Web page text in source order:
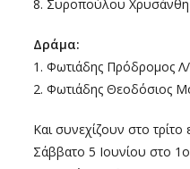
8. Συροπούλου
Δράμα:
1. Φωτιάδης Πρόδρομος
2. Φωτιάδης Θεοδόσιος
Και συνεχίζουν στο
Σάββατο 5 Ιουνίου στο